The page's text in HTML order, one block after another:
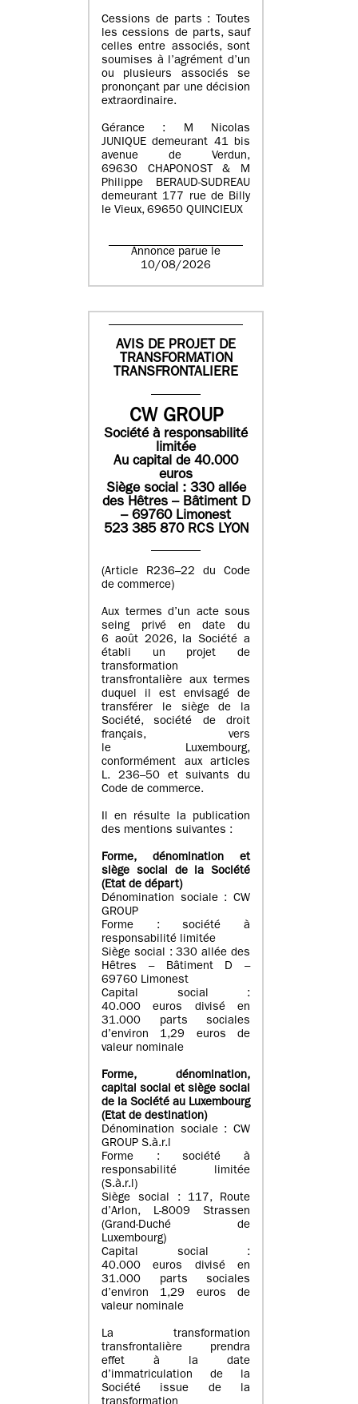
Cessions de parts : Toutes
les cessions de parts, sauf
celles entre associés, sont
soumises à l’agrément d’un
ou plusieurs associés se
prononçant par une décision
extraordinaire.
Gérance : M Nicolas
JUNIQUE demeurant 41 bis
avenue de Verdun,
69630 CHAPONOST & M
Philippe BERAUD-SUDREAU
demeurant 177 rue de Billy
le Vieux, 69650 QUINCIEUX
Annonce parue le
10/08/2026
AVIS DE PROJET DE
TRANSFORMATION
TRANSFRONTALIERE
CW GROUP
Société à responsabilité
limitée
Au capital de 40.000
euros
Siège social : 330 allée
des Hêtres – Bâtiment D
– 69760 Limonest
523 385 870 RCS LYON
(Article R236–22 du Code
de commerce)
Aux termes d’un acte sous
seing privé en date du
6 août 2026, la Société a
établi un projet de
transformation
transfrontalière aux termes
duquel il est envisagé de
transférer le siège de la
Société, société de droit
français, vers
le Luxembourg,
conformément aux articles
L. 236–50 et suivants du
Code de commerce.
Il en résulte la publication
des mentions suivantes :
Forme, dénomination et
siège social de la Société
(Etatde départ)
Dénomination sociale : CW
GROUP
Forme : société à
responsabilité limitée
Siège social : 330 allée des
Hêtres – Bâtiment D –
69760 Limonest
Capital social :
40.000 euros divisé en
31.000 parts sociales
d’environ 1,29 euros de
valeur nominale
Forme, dénomination,
capital social et siège social
de la Société au Luxembourg
(Etat de destination)
Dénomination sociale : CW
GROUP S.à.r.l
Forme : société à
responsabilité limitée
(S.à.r.l)
Siège social : 117, Route
d’Arlon, L-8009 Strassen
(Grand-Duché de
Luxembourg)
Capital social :
40.000 euros divisé en
31.000 parts sociales
d’environ 1,29 euros de
valeur nominale
La transformation
transfrontalière prendra
effet à la date
d’immatriculation de la
Société issue de la